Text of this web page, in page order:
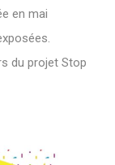
en mai
du projet Stop